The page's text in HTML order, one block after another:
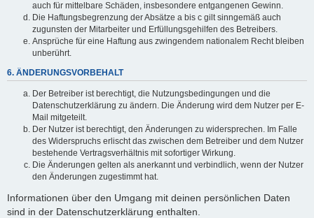
auch für mittelbare Schäden, insbesondere entgangenen Gewinn.
Die Haftungsbegrenzung der Absätze a bis c gilt sinngemäß auch
zugunsten der Mitarbeiter und Erfüllungsgehilfen des Betreibers.
Ansprüche für eine Haftung aus zwingendem nationalem Recht bleiben
unberührt.
6. ÄNDERUNGSVORBEHALT
Der Betreiber ist berechtigt, die Nutzungsbedingungen und die
Datenschutzerklärung zu ändern. Die Änderung wird dem Nutzer per E-
Mail mitgeteilt.
Der Nutzer ist berechtigt, den Änderungen zu widersprechen. Im Falle
des Widerspruchs erlischt das zwischen dem Betreiber und dem Nutzer
bestehende Vertragsverhältnis mit sofortiger Wirkung.
Die Änderungen gelten als anerkannt und verbindlich, wenn der Nutzer
den Änderungen zugestimmt hat.
Informationen über den Umgang mit deinen persönlichen Daten
sind in der Datenschutzerklärung enthalten.